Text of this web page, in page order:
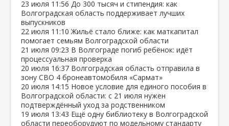
23 июля 11:56 До 300 тысяч и стипендия: как
Волгоградская область поддерживает лучших
выпускников
22 июля 11:10 Жильё стало ближе: как маткапитал
помогает семьям Волгоградской области
21 июля 09:23 В Волгограде погиб ребёнок: идёт
процессуальная проверка
20 июля 16:37 Волгоградская область отправила в
зону СВО 4 бронеавтомобиля «Сармат»
20 июля 14:15 Новое условие для единого пособия в
Волгоградской области: с 21 июля нужен
подтверждённый уход за родственником
19 июля 13:43 Ещё одну библиотеку в Волгоградской
области переоборудуют по модельному стандарту